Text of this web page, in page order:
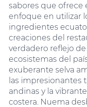
sabores que ofrece
enfoque en utilizar
ingredientes
creaciones del
verdadero reflejo de
ecosistemas del
exuberante selva
las impresionantes
andinas y la
costera. Nuema